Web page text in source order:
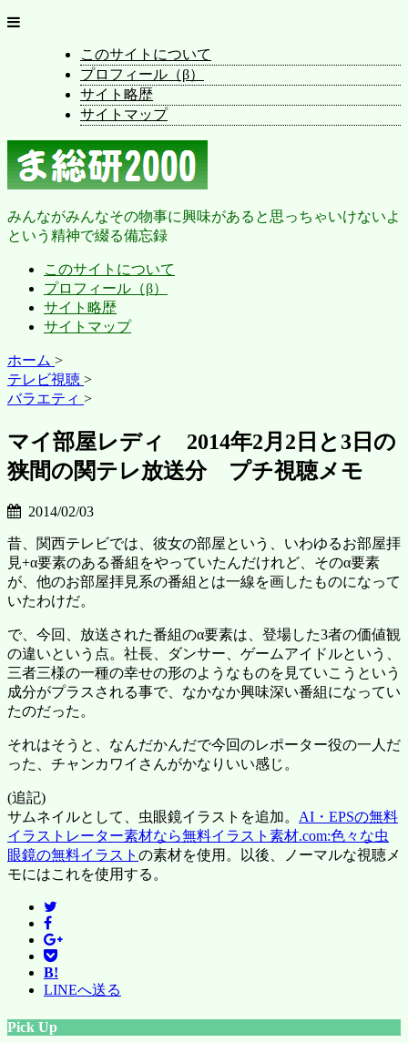
このサイトについて
プロフィール（β）
サイト略歴
サイトマップ
みんながみんなその物事に興味があると思っちゃいけないよ
という精神で綴る備忘録
このサイトについて
プロフィール（β）
サイト略歴
サイトマップ
ホーム >
テレビ視聴 >
バラエティ >
マイ部屋レディ 2014年2月2日と3日の
狭間の関テレ放送分 プチ視聴メモ
2014/02/03
昔、関西テレビでは、彼女の部屋という、いわゆるお部屋拝
見+α要素のある番組をやっていたんだけれど、そのα要素
が、他のお部屋拝見系の番組とは一線を画したものになって
いたわけだ。
で、今回、放送された番組のα要素は、登場した3者の価値観
の違いという点。社長、ダンサー、ゲームアイドルという、
三者三様の一種の幸せの形のようなものを見ていこうという
成分がプラスされる事で、なかなか興味深い番組になってい
たのだった。
それはそうと、なんだかんだで今回のレポーター役の一人だ
った、チャンカワイさんがかなりいい感じ。
(追記)
サムネイルとして、虫眼鏡イラストを追加。 AI・EPSの無料
イラストレーター素材なら無料イラスト素材.com:色々な虫
眼鏡の無料イラスト の素材を使用。以後、ノーマルな視聴メ
モにはこれを使用する。
B!
LINEへ送る
Pick Up